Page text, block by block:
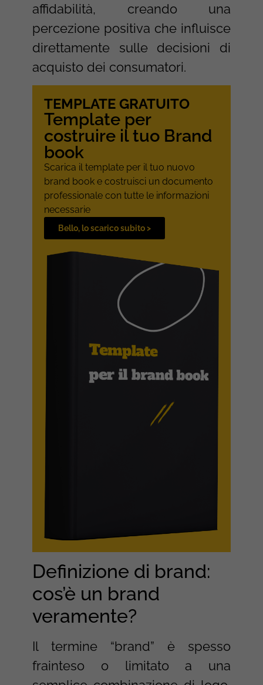
affidabilità, creando una
percezione positiva che influisce
direttamente sulle decisioni di
acquisto dei consumatori.
TEMPLATE GRATUITO
Template per
costruire il tuo Brand
book
Scarica il template per il tuo nuovo
brand book e costruisci un documento
professionale con tutte le informazioni
necessarie
Bello, lo scarico subito >
Definizione di brand:
cos’è un brand
veramente?
Il termine “brand” è spesso
frainteso o limitato a una